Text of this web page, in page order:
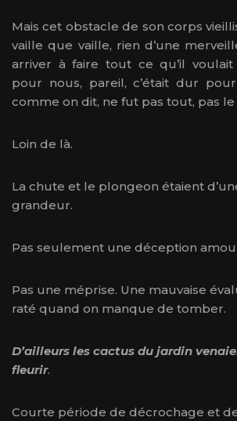
Mais cet obstacle de son corps
vaille que vaille, rien d’une
arriver à faire tout ce qu’il
pour nous, pareil, c’était dur
comme on dit, ne fut pas tout, pas
Loin de là.
La chute et le plongeon étaient
grandeur.
Pas seulement une déception
Pas une méprise. Une mauvaise
raté quand on manque de tomber.
D’ailleurs les cactus du jardin
fleurir.
Courte période de décrochage et